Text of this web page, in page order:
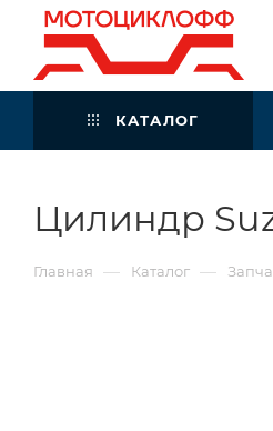
КАТАЛОГ
Цилиндр
Главная — Каталог —